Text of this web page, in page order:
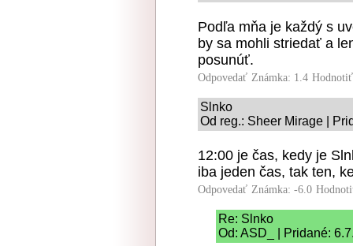
Podľa mňa je každý s
by sa mohli striedať a
posunúť.
Odpovedať Známka: 1.4
Slnko
Od reg.: Sheer Mirage |
12:00 je čas, kedy je
iba jeden čas, tak ten,
Odpovedať Známka: -6.0
Re: Slnko
Od: ASD_ | Pridané: